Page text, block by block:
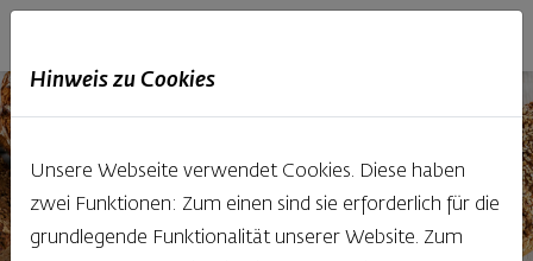
Hinweis zu Cookies
Unsere Webseite verwendet Cookies. Diese haben
zwei Funktionen: Zum einen sind sie erforderlich für die
grundlegende Funktionalität unserer Website. Zum